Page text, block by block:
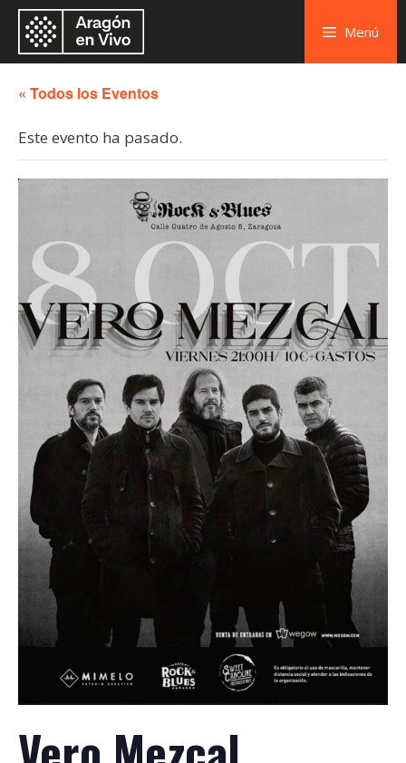
Menú
« Todos los Eventos
Este evento ha pasado.